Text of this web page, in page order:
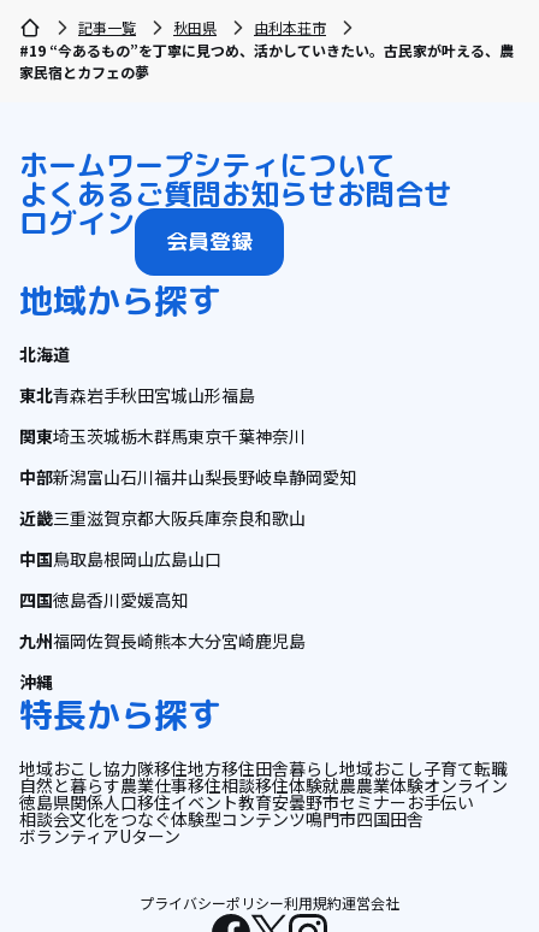
記事一覧 秋田県
由利本荘市
#19 “今あるもの”を丁寧に見つめ、活かしていきたい。古民家が叶える、農
家民宿とカフェの夢
ホームワープシティについて
よくあるご質問お知らせお問合せ
ログイン 会員登録
地域から探す
北海道
東北青森岩手秋田宮城山形福島
関東埼玉茨城栃木群馬東京千葉神奈川
中部新潟富山石川福井山梨長野岐阜静岡愛知
近畿三重滋賀京都大阪兵庫奈良和歌山
中国鳥取島根岡山広島山口
四国徳島香川愛媛高知
九州福岡佐賀長崎熊本大分宮崎鹿児島
沖縄
特長から探す
地域おこし協力隊移住地方移住田舎暮らし地域おこし子育て転職
自然と暮らす農業仕事移住相談移住体験就農農業体験オンライン
徳島県関係人口移住イベント教育安曇野市セミナーお手伝い
相談会文化をつなぐ体験型コンテンツ鳴門市四国田舎
ボランティアUターン
プライバシーポリシー利用規約運営会社